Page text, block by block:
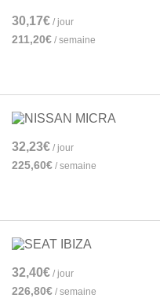
30,17€ / jour
211,20€ / semaine
32,23€ / jour
225,60€ / semaine
32,40€ / jour
226,80€ / semaine